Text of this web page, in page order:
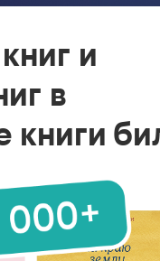
и
в
книги